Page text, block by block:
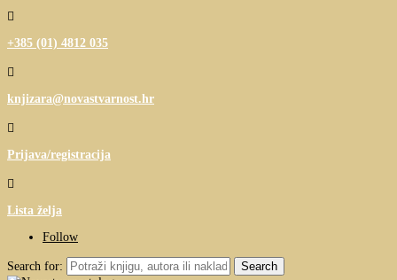

+385 (01) 4812 035

knjizara@novastvarnost.hr

Prijava/registracija

Lista želja
Follow
Search for: